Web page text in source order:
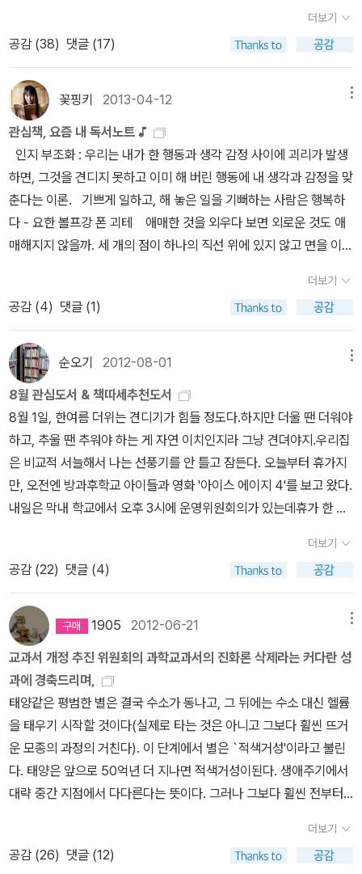
고 할 수 있다. 저자 말대로 어떤 것의 존재를 믿어도 좋은 경우는 오
대다. 만약에 어떤 것이 단순히 우연한 과정이라고 한다면 이것이야
말로 마법적일 것이다. 하지만 저자가 말하는 가슴 뛰는 마법은 ‘과학
적 기법을 통해 이해되는 현실세계의 사실’이라는 것이다. 가령, 세상
은 언제, 어떻게 시작되었을까? 라는 질문에 답하는 많은 기원신화들
을 보면 신에게 매혹당하고 있다. 중국의 반고, 인도의 브라마 같은 창
조 신화는 현실적인 것이 전부는 아니다, 라는 것을 보여준다. 현실 그
너머를 상상한다는 것은 인간의 한계를 넘어서려는 아름다운 가설이
라고 할 수 있다. 그러나 이쯤에서 고민해야 할 문제는 창조자의 주체
는 있는데도 불구하고 정작 창조자 자신이 어떻게 존재하게 되었는가
의 다른 의미에 대해서는 많은 도움이 되겠지만 우주의 시작에 대해
서는 똑같지 않다는 것에 저자와 마찬가지로 실망하게 된다. 과학자
의 눈으로 봤을 때 다른 의미란 곧 초자연적인 것을 말한다. 하지만 우
주의 시작은 과학적으로 ‘빅뱅’(Big Bang)이라는 인과(因果)의 원
리로 입증할 수 있지 않은가! 저자는 다른 질문에서도 이와 같은 방법
으로 현실적 상황 안에서 과학의 존재를 역설하고 있다. 먼저 현실적
상황에서 최초의 인간은 누구였을까?, 사물은 무엇으로 만들어졌을
까?, 지진이라 무엇일까? 기적이란 무엇일까? 이라는 질문에 대하여
‘신화적인 대답’을 제시한다. 그리고 나서 ‘정말로’, ‘어떻게’라는 강한
의문으로 과학의 존재를 주장하고 있다. 그래서 우리는 신화보다 더
욱 흥미로운 사실을 알게 된다. 즉 최초의 인간은 존재하지 않다. 이유
게도 ‘네 발 달린 물고기’다. 그런가 하면 지진은 거인의 재채기가 아
니다. 오히려 판구조론에 따라 대륙은 ‘덜컥’거리면서 움직인다. 끝으
로 기적은 초자연적이며 순수한 픽션에 가깝다. 그러나 이 책을 통해
저자는 기적이라는 초자연적인 현상에 대해 반대한다. 문제는 초자연
적이라는 것이 과학적으로 설명할 수 없을 때 가장 안전한 해결 방법
이라는 것이다. 즉 가장 어려운 문제를 가장 쉽게 해결한다는 것이다.
그래서 저자는 ‘무언가를 초자연적으로 설명하는 것은 아예 설명하지
않는 것이나 다름없다. 어쩌면 그보다 더 나쁘다. 설명 가능성을 원천
차단하기 때문이다.’라고 지적하고 있다. 돌이켜보면 지구의 생명이
어떻게 만들어졌을까?라는 것은 현실적으로 어려운 문제다. 하지만
과학적으로 이해할 수 없다고 해서 억측과 비상식이라는 초자연적 현
상에 의존한다는 것은 아무런 개연성이 없다. 그래서 일까? 도킨스의
마법, 종교․신화․미신에 속지 말라! 현실을 직시하라!는 과학의 마법은
옮긴이의 말처럼 얼마나 ‘이성적인 감동’인가? 앞으로도 도킨스의 가
지에 주목하라고 말했다.다윈은 이런 비정의(非定義)의 방식을 다
른 곳에서도 활용했다. 이전의 생물학자는 대개 본질론이나 정의식
사고로 해부와 구조를 이해했다. 그러나 다윈은 고정관념을 거부했
다. - P152기존의 관습에서 벗어나 현상과 비정의의 각도로 보아야
만 양자(주: 물고기의 부레와 육상동물의 허파) 사이에 진화 가능성이
있음을 알 수 있다.- P155다시 강조하지만 다윈이 원래 『종의 기원』
에서 말한 자연선택은 동일한 종 사이의 경쟁이었다.- P159다른 종
사이의 경쟁은 다윈의 자연선택 개념에서 중ㅇ한 부분이 아니라는 점
을 분명히 알아야 한다.- P163그는 이분법적 사고의 한계와 문제를
니다. 한권 정도 중식요리책을 가지고 있는것도 좋을것 같아 구입.
사케 초보 입문자용으로 괜찮네요. 칵테일에 관심있어서 구입한 책이
들을 걱정시켰는데, 이제는 그러려니하고 걱정도 않하네요.^^ 육식파
인 우리 가족을 위해 균형있는 식단을 하고 싶어서 구입했어요. 다이
어트 레시피를 찾아보기 위해 일반적인 사진으로 채운 인테리어 책
이 아닌 그림으로 그린 인테리어 책이라 관심이 갔어요. 직접 여행할
수 없으니 책으로 만족하기. 굿즈 때문에 선택한책 핸드드립을 하다
보니 관심이 생겨 구입한책. 예상보다 귀여운 단편 만화들 아직 2
권까지만 읽고, 3권은 만화 카페에서..^^ 바스티앙 비베스의 그래픽
노블이라 궁금해서 우선 1권만 구입해서 읽었어요. 재미있어서 다음
어보여서 나를 사로잡은 만화 귀여운 반려동물들 스케치에
대해 알려주는 책인줄 알았는데.... 제목을 제가 잘못 이해했음. 중고
로 구입. 옷장에 입을 옷이 없다는 래퍼토리가 좀 지겨워서..^^ 엽서
반값 할인해서 구입했어요.^^ 13층 나무 시리즈 오디오북이예요.
읽지 않은 영어책들도 많은데 또 구입했네요. ^^;;그래도 올해 읽은
영어책보다 구입한 영어책이 아주 많이 적었으니 위로를~~~ 화장
실에서 심심할때 풀려고 구입했습니다. ㅎㅎ 어둠의 도시 시리즈 재
미있게 읽었는데, 절판된 상태라 중고로 구입했어요. 관심 그래픽노
블 =====================================
======================================
이를 읽으며 힐링~ 읽고 정리한 요리책들 기타
만화 만화가들은 고양이를 사랑하는지 강아지에 관한 만화가
없어서 아쉬웠는데, 마일로님의 귀여운(?) 강아지 이야기 넘 넘 궁금
했어요. 진격의 거인에서 서브 주인공인 '리바이던'의 외전 아
무래도 도서관에서는 만화책을 구입하지 않으니깐, 자꾸 만화책쪽으
로 구입하게 되네요.^^;;'허니와 클로버'를 너무 재미있게 읽어서, 다
음 작품인 '3월의 라이온'은 믿고 구입하고, 아직 완결은 안되었지만,
나머지는 만화카페에서 읽기로 하고 정리했어요. ㅎㅎ 인간에 의
해 화성에서 진화하게 된 '바퀴벌레'라는 소재가 재미있어서 10권까
지 읽게 되었는데, 소재에 비해 후반으로 갈수록 뒷심이 부족한것 같
미있어서 구입해서 읽고, 아직 완결이 되지 않았지만 정리했어요.
답게 한 블럭 앞에서 멋지게 헤매 주시고, 도착한 강연 장소. 입장 전
이름을 확인하고 착석. 물 한 모금 마시고, 기대 및 고대.입구에서 통
역기를 나누어 주던데, “엄마, 필요해?”라는 도전적인 언사에 “아니,
나 안 필요하지. 너 필요해?”라며당당하게 입장했는데, 두 번째 질문
부터 급 후회. 받아가지고왔어야 했어. 여자친구와 같이 온 듯한 왼쪽
에 앉은 남자도 통역기가 없는 것 같았는데, 그래서 그런지 너무 크게
웃더라. 너무 크게 웃어도 못 알아듣는것 같아요. 작게 웃어요.같이 간
1인은 과학자에 대한 설명 중, 과학자는 보통의 사람들이 알고 있는
아름다움beauty을 볼 뿐만아니라, 그 너머의 아름다움과 이유를 찾
는 사람이라는 설명이 기억에 남는다고 했고, 나는… 전 세계적인 센
세이션을 일으키는 파격적인 주장의 주창자로서인간관계의 어려움과
그 극복 방법에 대한 이야기가 기억에 남았다. 대담 후, 줄 서서 받은
사인은 생각보다간단해 조금 실망했지만, 다음 사진 하나로 아쉬움을
읽을 책으로 『이기적인 유전자』를 권한다고. 나도 한 번 읽어봐야겠
다, 결심을 해 본다.
더보기
공감 (38) 댓글 (17)
꽃핑키 2013-04-12
관심책, 요즘 내 독서노트 ♪
인지 부조화 : 우리는 내가 한 행동과 생각 감정 사이에 괴리가 발생
하면, 그것을 견디지 못하고 이미 해 버린 행동에 내 생각과 감정을 맞
춘다는 이론. 기쁘게 일하고, 해 놓은 일을 기뻐하는 사람은 행복하
다 - 요한 볼프강 폰 괴테 애매한 것을 외우다 보면 외로운 것도 애
매해지지 않을까. 세 개의 점이 하나의 직선 위에 있지 않고 면을 이루
지는 모습이란 아름답지 않다. 아름답다거나 아름답지 않다거나 봐줄
누군가도 없으므로 아름답지 않은 채로 떨어진다. ♣ 파씨의 입문 - 황
정은 :p 66 굳세게, 휩쓸리거나 부러지지 않으면서.파씨의 입
문도 <이동진의 빨간 책방>에 소개된 적이 있었던가? 내가 산 책 코
너에서였나?? 저 문장은 예스24인가? 알라딘이었나?에서 보내 주
는 작가인터뷰 메일 보고, 적어두었던것 같은데.. 암튼, 언젠가부터 계
속 읽고 싶다고 노래 부르고 있는 <파씨의 입문> 우주는 마음이
없다. 감정도 인격도 없다. 그러므로 당신을 해치거나 기쁘게 하려고
일을 도모하지 않는다. 나쁜 일이 벌어지는 까닭은 '일'이 벌어지기 때
문이다. 우리 관점에서 나쁘냐 좋으냐는 그 일이 벌어질 가능성에 영
향을 미치지 않는다. 어떤 사람들은 이 사실을 언뜻 받아들이지 못한
다. 그들은 악행이 응보를 받고 선행이 보답을 받는다고 생각하기를
선호한다. 그러나 안타깝게도 우주는 사람들의 선호에 개의치 않는
현실, 그 가슴 뛰는 마법> 종교, 신화, 미신에 속지 말라! 현실을 직시
하라! 라는 작은 제목까지 몹시도 유혹적인데! 책값이 정가 22,000
원 ㅋ 할인가가 19,800원 ㅋㅋ 책값이 후덜덜이다. ㅠㅠ중고 책으
로는 11,000원짜리도 검색이 되던데.. 스크롤바를 내리다보니 세상
에!!!!!!!!!!! 이런 미리보기가 나왔다!! 우와!!! 이정도 퀄리티라면 비싼
값 하고도 남겠다!!! 싶기도 하고.. 아.. 갖고 싶다!!! ㅠㅠㅠ 글씨 연
습도 하다가 안 하다가 하다 보니 도무지 늘지가 않는다. 뭐든지 성실
하게 꾸준하게 하는게 제일 중요한듯 ㅠㅠ추천, 공감, 덧글, 뷰온
은 더 좋은 포스팅을 유발합니다. 꾸벅(__)
더보기
공감 (4) 댓글 (1)
순오기 2012-08-01
8월 관심도서 & 책따세추천도서
8월 1일, 한여름 더위는 견디기가 힘들 정도다.하지만 더울 땐 더워야
하고, 추울 땐 추워야 하는 게 자연 이치인지라 그냥 견뎌야지.우리집
은 비교적 서늘해서 나는 선풍기를 안 틀고 잠든다. 오늘부터 휴가지
만, 오전엔 방과후학교 아이들과 영화 '아이스 에이지 4'를 보고 왔다.
내일은 막내 학교에서 오후 3시에 운영위원회의가 있는데휴가 한 복
할 내가 아니지~~ㅋㅋ금욜엔 조조로 '도둑들'을 보기로 약속했고토
욜에는 막내 학교에서 장애우와 함께하는 문학기행으로 목포문학관
을 거쳐 강진 백련사에 간다.토욜엔 작은도서관 프로그램도 방학, 일
욜까지 쉬면 월욜엔 방과후 수업 시작이다. 8월 15일 광릉수목원 탐
방도 예약돼 있고8월 25일엔 다산초당을 비롯한 강진 문학기행을 떠
난다.8월 19일 1박 2일 지리산 청학동 명상캠프도 가고 싶은데이 책
을 사고 댓글 신청 해볼까?지난번 행정마을 갔을 때, 명상원 위치도
확인하고 왔는데...http://blog.aladin.co.kr/culture/571941
7 한여름 더위엔 뭐니뭐니해도 방콕모드로 독서삼매경에 빠지는 게
최고다!그래서 주섬주섬 담아보는 관심도서 및 구입하고 싶은 책 본
래 <문재인의 힘>이었는데 <안철수의 힘>이 나온 후 제목과 표지까
지 바뀌었다. 한국인의 정서를 가장 잘 표현했다는 소월, 그 증
손녀가 직접 썼다는 그 딸들의 이야기가 궁금하다. 그리고, 구럼비~
~ 공지영 첫 르포르타쥬<의자놀이>는 예약주문도서...인세와
더보기
공감 (22) 댓글 (4)
1905 2012-06-21
교과서 개정 추진 위원회의 과학교과서의 진화론 삭제라는 커다란 성
과에 경축드리며,
태양같은 평범한 별은 결국 수소가 동나고, 그 뒤에는 수소 대신 헬륨
을 태우기 시작할 것이다(실제로 타는 것은 아니고 그보다 휠씬 뜨거
운 모종의 과정의 거친다). 이 단계에서 별은 `적색거성'이라고 불린
다. 태양은 앞으로 50억년 더 지나면 적색거성이된다. 생애주기에서
대략 중간 지점에서 다다른다는 뜻이다. 그러나 그보다 휠씬 전부터
앞으로 20억년이 지나면 태양은 지금보다 15퍼센트 더 밝을 것이고,
그러면 지구는 오늘날의 금성처럼 된다. 금성에서는 아무도 살 수 없
더보기
공감 (26) 댓글 (12)